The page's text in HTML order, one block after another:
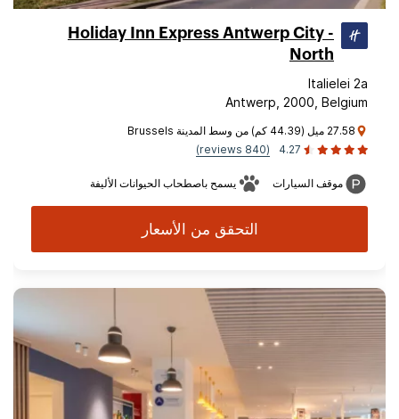
Holiday Inn Express Antwerp City -
North
Italielei 2a
Antwerp, 2000, Belgium
27.58 ميل (44.39 كم) من وسط المدينة Brussels
4.27
(840 reviews)
موقف السيارات يسمح باصطحاب الحيوانات الأليفة
التحقق من الأسعار